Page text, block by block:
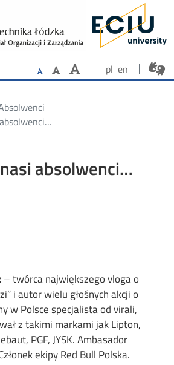
- Strona
pl en
absolwenci…
–twórca największego vloga o
”i autor wielu głośnych akcji o
w Polsce specjalista od virali,
z takimi markami jak Lipton,
PGF, JYSK. Ambasador
ekipy Red Bull Polska.